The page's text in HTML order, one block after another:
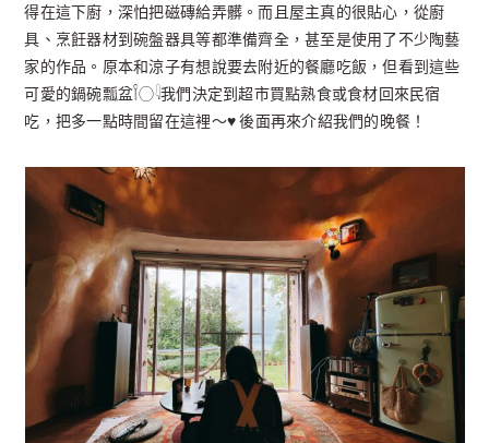
得在這下廚，深怕把磁磚給弄髒。而且屋主真的很貼心，從廚
具、烹飪器材到碗盤器具等都準備齊全，甚至是使用了不少陶藝
家的作品。原本和涼子有想說要去附近的餐廳吃飯，但看到這些
可愛的鍋碗瓢盆𓌉◯𓇋我們決定到超市買點熟食或食材回來民宿
吃，把多一點時間留在這裡～♥︎ 後面再來介紹我們的晚餐！